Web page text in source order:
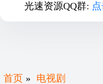
光速资源QQ群:
首页 » 电视剧